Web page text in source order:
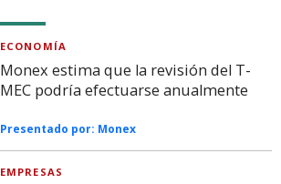
ECONOMÍA
Monex estima que la revisión del T-
MEC podría efectuarse anualmente
Presentado por: Monex
EMPRESAS